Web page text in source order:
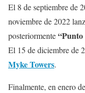
El 8 de septiembre de
noviembre de 2022
posteriormente“Punto
El 15 de diciembre de
Myke Towers.
Finalmente, en enero